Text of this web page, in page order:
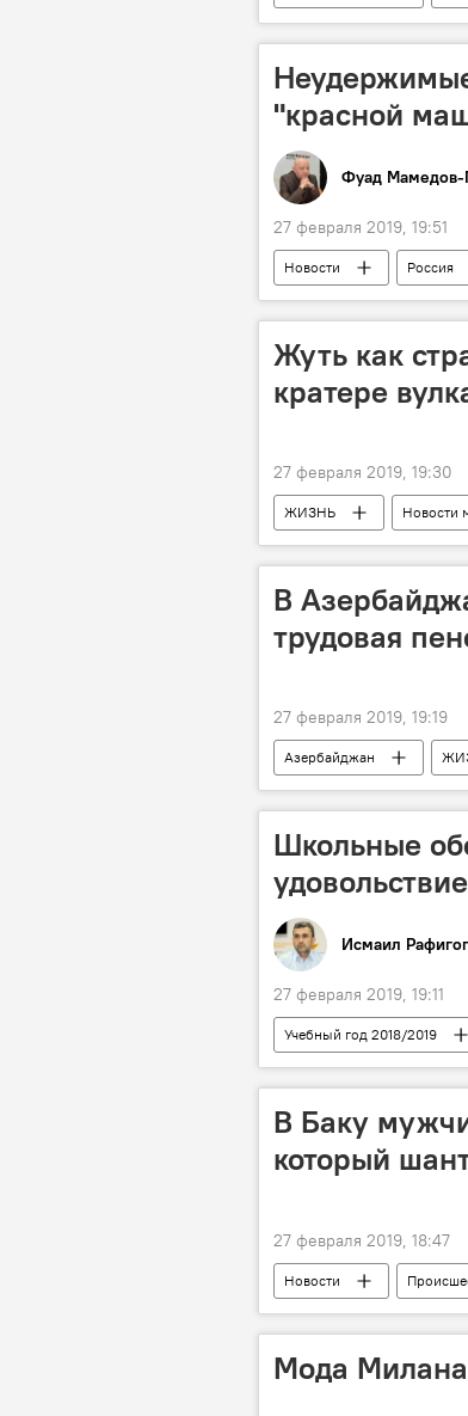
"красной
Фуад
27 февраля 2019, 19:51
Новости Россия
Жуть как
кратере
27 февраля 2019, 19:30
ЖИЗНЬ Новости
В
трудовая
27 февраля 2019, 19:19
Азербайджан
Школьные
Исмаил
27 февраля 2019, 19:11
Учебный год 2018/2019
Новости
В Баку
который
27 февраля 2019, 18:47
Новости
муж
полиция
Мода